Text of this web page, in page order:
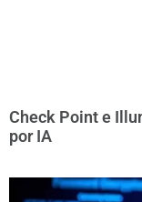
Check Point e
por IA